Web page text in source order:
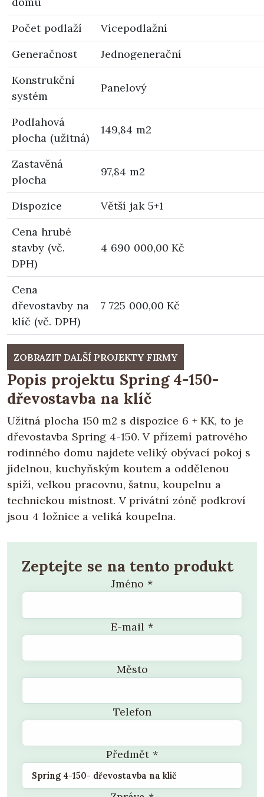
Počet podlaží
Vícepodlažní
Generačnost
Jednogenerační
Konstrukční
systém
Panelový
Podlahová
plocha (užitná)
149,84 m2
Zastavěná
plocha
97,84 m2
Dispozice
Větší jak 5+1
Cena hrubé
stavby (vč.
DPH)
4 690 000,00 Kč
Cena
dřevostavby na
klíč (vč. DPH)
7 725 000,00 Kč
ZOBRAZIT DALŠÍ PROJEKTY FIRMY
Popis projektu Spring 4-150-
dřevostavba na klíč
Užitná plocha 150 m2 s dispozice 6 + KK, to je
dřevostavba Spring 4-150. V přízemí patrového
rodinného domu najdete veliký obývací pokoj s
jídelnou, kuchyňským koutem a oddělenou
spíží, velkou pracovnu, šatnu, koupelnu a
technickou místnost. V privátní zóně podkroví
jsou 4 ložnice a veliká koupelna.
Zeptejte se na tento produkt
Jméno *
E-mail *
Město
Telefon
Předmět*